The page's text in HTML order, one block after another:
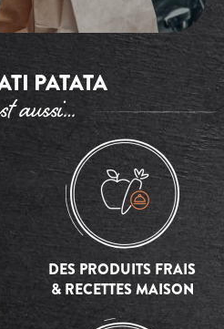
PATATA
aussi…
DES PRODUITS FRAIS
& RECETTES MAISON